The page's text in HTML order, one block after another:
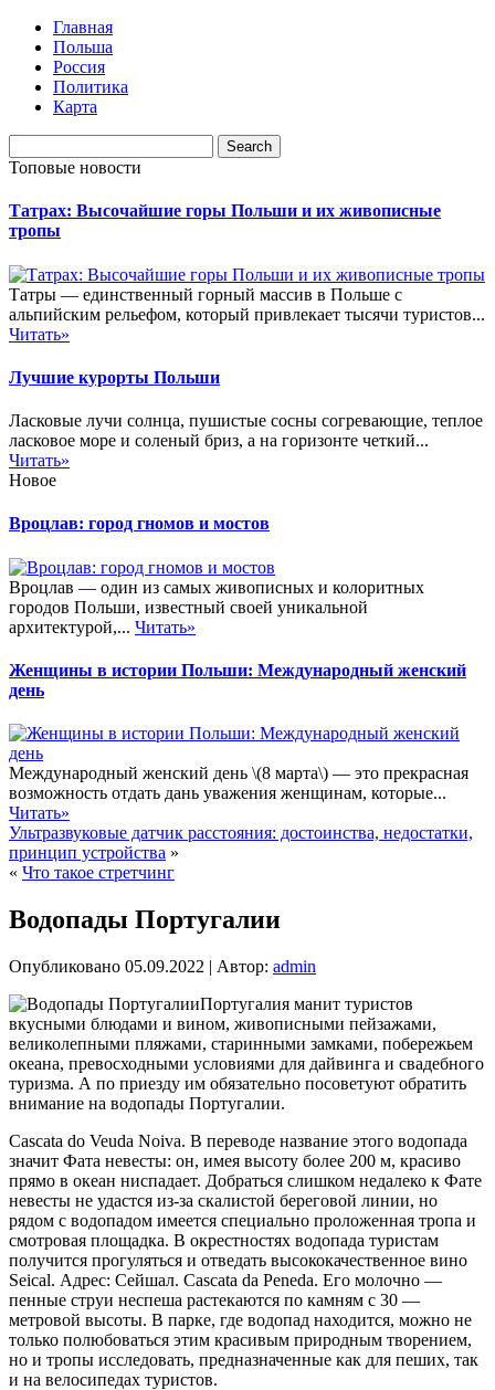
Главная
Польша
Россия
Политика
Карта
Топовые новости
Татрах: Высочайшие горы Польши и их живописные
тропы
Татры — единственный горный массив в Польше с
альпийским рельефом, который привлекает тысячи туристов...
Читать»
Лучшие курорты Польши
Ласковые лучи солнца, пушистые сосны согревающие, теплое
ласковое море и соленый бриз, а на горизонте четкий...
Читать»
Новое
Вроцлав: город гномов и мостов
Вроцлав — один из самых живописных и колоритных
городов Польши, известный своей уникальной
архитектурой,... Читать»
Женщины в истории Польши: Международный женский
день
Международный женский день \(8 марта\) — это прекрасная
возможность отдать дань уважения женщинам, которые...
Читать»
Ультразвуковые датчик расстояния: достоинства, недостатки,
принцип устройства »
« Что такое стретчинг
Водопады Португалии
Опубликовано 05.09.2022 | Автор: admin
Португалия манит туристов
вкусными блюдами и вином, живописными пейзажами,
великолепными пляжами, старинными замками, побережьем
океана, превосходными условиями для дайвинга и свадебного
туризма. А по приезду им обязательно посоветуют обратить
внимание на водопады Португалии.
Cascata do Veuda Noiva. В переводе название этого водопада
значит Фата невесты: он, имея высоту более 200 м, красиво
прямо в океан ниспадает. Добраться слишком недалеко к Фате
невесты не удастся из-за скалистой береговой линии, но
рядом с водопадом имеется специально проложенная тропа и
смотровая площадка. В окрестностях водопада туристам
получится прогуляться и отведать высококачественное вино
Seical. Адрес: Сейшал. Cascata da Peneda. Его молочно —
пенные струи неспеша растекаются по камням с 30 —
метровой высоты. В парке, где водопад находится, можно не
только полюбоваться этим красивым природным творением,
но и тропы исследовать, предназначенные как для пеших, так
и на велосипедах туристов.